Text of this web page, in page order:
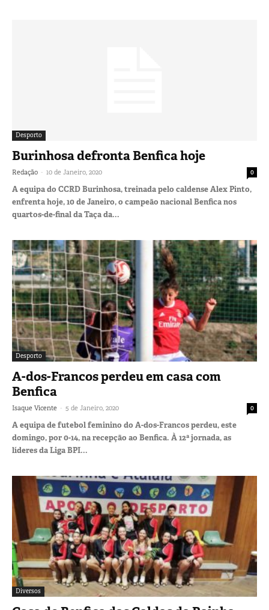
Desporto
Burinhosa defronta Benfica hoje
Redação - 10 de Janeiro, 2020 0
A equipa do CCRD Burinhosa, treinada pelo caldense Alex Pinto,
enfrenta hoje, 10 de Janeiro, o campeão nacional Benfica nos
quartos-de-final da Taça da...
Desporto
A-dos-Francos perdeu em casa com
Benfica
Isaque Vicente - 5 de Janeiro, 2020 0
A equipa de futebol feminino do A-dos-Francos perdeu, este
domingo, por 0-14, na recepção ao Benfica. À 12ª jornada, as
líderes da Liga BPI...
Diversos